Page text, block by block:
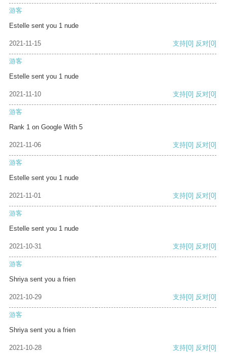
游客
Estelle sent you 1 nude
2021-11-15 支持[0] 反对[0]
游客
Estelle sent you 1 nude
2021-11-10 支持[0] 反对[0]
游客
Rank 1 on Google With 5
2021-11-06 支持[0] 反对[0]
游客
Estelle sent you 1 nude
2021-11-01 支持[0] 反对[0]
游客
Estelle sent you 1 nude
2021-10-31 支持[0] 反对[0]
游客
Shriya sent you a frien
2021-10-29 支持[0] 反对[0]
游客
Shriya sent you a frien
2021-10-28 支持[0] 反对[0]